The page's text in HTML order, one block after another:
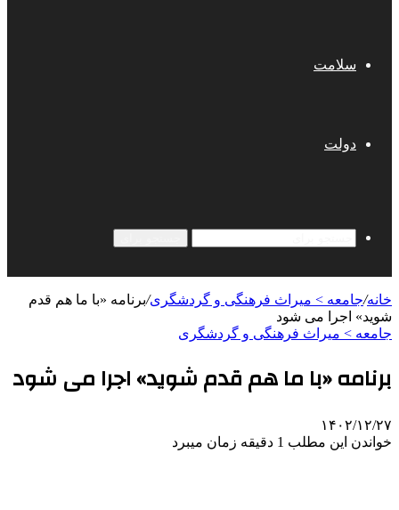
سلامت
دولت
خانه/جامعه > میراث فرهنگی و گردشگری/برنامه «با ما هم قدم
شوید» اجرا می شود
جامعه > میراث فرهنگی و گردشگری
برنامه «با ما هم قدم شوید» اجرا می شود
۱۴۰۲/۱۲/۲۷
خواندن این مطلب 1 دقیقه زمان میبرد